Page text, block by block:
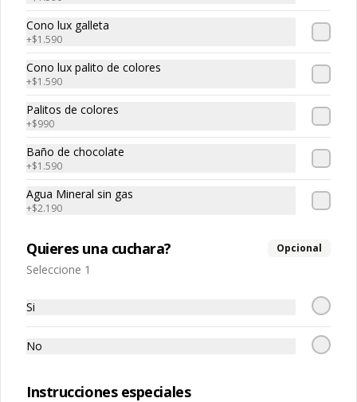
Conócenos
Franquicias
Términos y condiciones
Política de privacidad
Redes sociales
Instagram
Cono lux galleta
+$1.590
Cono lux palito de colores
+$1.590
Palitos de colores
+$990
Baño de chocolate
+$1.590
Agua Mineral sin gas
+$2.190
Quieres una cuchara? Opcional
Seleccione 1
Si
No
Instrucciones especiales